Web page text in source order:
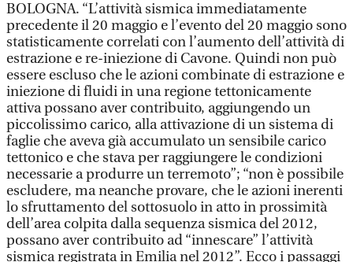
BOLOGNA. “L’attività sismica immediatamente
precedente il 20 maggio e l’evento del 20 maggio sono
statisticamente correlati con l’aumento dell’attività di
estrazione e re-iniezione di Cavone. Quindi non può
essere escluso che le azioni combinate di estrazione e
iniezione di fluidi in una regione tettonicamente
attiva possano aver contribuito, aggiungendo un
piccolissimo carico, alla attivazione di un sistema di
faglie che aveva già accumulato un sensibile carico
tettonico e che stava per raggiungere le condizioni
necessarie a produrre un terremoto”; “non è possibile
escludere, ma neanche provare, che le azioni inerenti
lo sfruttamento del sottosuolo in atto in prossimità
dell’area colpita dalla sequenza sismica del 2012,
possano aver contribuito ad “innescare” l’attività
sismica registrata in Emilia nel 2012”. Ecco i passaggi